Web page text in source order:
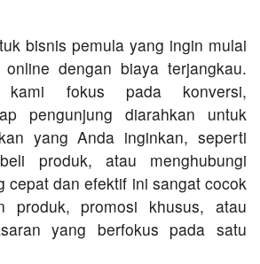
bisnis pemula yang ingin mulai
dengan biaya terjangkau.
kami fokus pada konversi,
pengunjung diarahkan untuk
yang Anda inginkan, seperti
produk, atau menghubungi
cepat dan efektif ini sangat cocok
produk, promosi khusus, atau
yang berfokus pada satu